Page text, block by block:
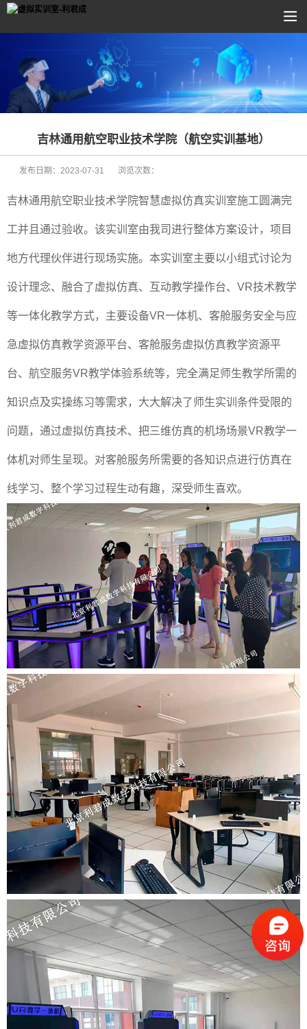
吉林通用航空职业技术学院（航空实训基地）
发布日期： 2023-07-31 浏览次数：
吉林通用航空职业技术学院智慧虚拟仿真实训室施工圆满完
工并且通过验收。该实训室由我司进行整体方案设计，项目
地方代理伙伴进行现场实施。本实训室主要以小组式讨论为
设计理念、融合了虚拟仿真、互动教学操作台、VR技术教学
等一体化教学方式，主要设备VR一体机、客舱服务安全与应
急虚拟仿真教学资源平台、客舱服务虚拟仿真教学资源平
台、航空服务VR教学体验系统等，完全满足师生教学所需的
知识点及实操练习等需求，大大解决了师生实训条件受限的
问题，通过虚拟仿真技术、把三维仿真的机场场景VR教学一
体机对师生呈现。对客舱服务所需要的各知识点进行仿真在
线学习、整个学习过程生动有趣，深受师生喜欢。